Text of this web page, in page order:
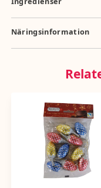
socker, kakaosmör,
(MJÖLK),
Näringsinformation
Näringsvärde per 100g: